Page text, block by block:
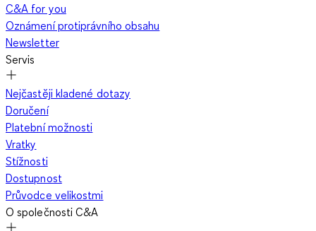
Můžeš v pyžamu i ven?
Přesun z ložnice rovnou na ulici není obvykle ideál. Nicméně
kvalitní pyžamové šortky nebo tričko z decentních materiálů
mohou dobře fungovat i jako součást volnočasového outfitu.
Inspiruj se Jame­sem Bondem – saténové pyžamo zkombinuj s
košilí, tričkem, džínami nebo chino kalhotami. Vol jako tmavé
odstíny (černá, bordó, tmavě modrá) pro sofistikovaný vzhled.
C&A for you
Oznámení protiprávního obsahu
Newsletter
Servis
Nejčastěji kladené dotazy
Doručení
Platební možnosti
Vratky
Stížnosti
Dostupnost
Průvodce velikostmi
O společnosti C&A